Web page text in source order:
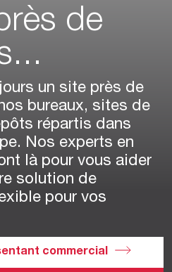
de
un site près de
bureaux, sites de
répartis dans
Nos experts en
là pour vous aider
solution de
pour vos
commercial